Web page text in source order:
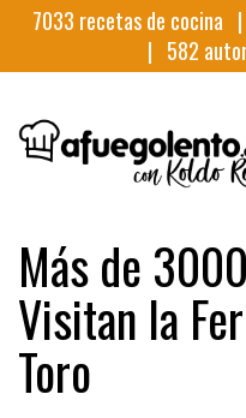
7033 recetas de cocina |
| 582
Más de
Visitan la
Toro